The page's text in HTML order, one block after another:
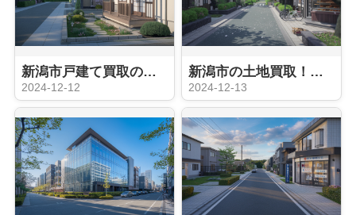
新潟市戸建て買取の秘訣！スムーズ売却のポイントとは
2024-12-12
新潟市の土地買取！知って得する情報満載のガイド
2024-12-13